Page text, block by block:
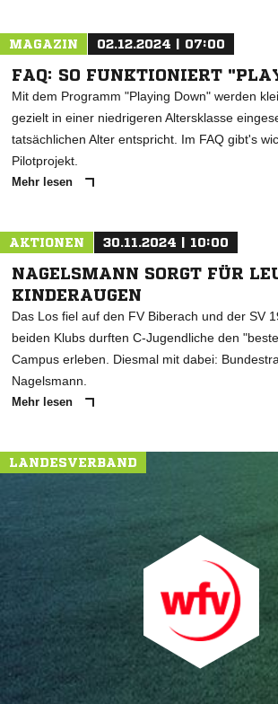
MAGAZIN 02.12.2024 | 07:00
FAQ: SO FUNKTIONIERT
Mit dem Programm "Playing Down" werden
gezielt in einer niedrigeren Altersklasse
tatsächlichen Alter entspricht. Im FAQ gibt's
Pilotprojekt.
Mehr lesen
AKTIONEN 30.11.2024 | 10:00
NAGELSMANN SORGT FÜR
KINDERAUGEN
Das Los fiel auf den FV Biberach und der SV
beiden Klubs durften C-Jugendliche den
Campus erleben. Diesmal mit dabei:
Nagelsmann.
Mehr lesen
LANDESVERBAND